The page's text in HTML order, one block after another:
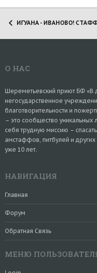
ИГУАНА - ИВАНОВО!
О НАС
Шереметьевский приют БФ «В
негосударственное
благотворительности и
– это сообщество уникальных
себя трудную миссию –
амстаффов, питбулей и
уже 10 лет.
НАВИГАЦИЯ
Главная
Форум
Обратная Связь
МЕНЮ